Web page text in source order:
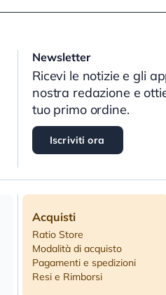
Newsletter
Ricevi le notizie e gli
nostra redazione e
tuo primo ordine.
Iscriviti ora
Acquisti
Ratio Store
Modalità di acquisto
Pagamenti e spedizioni
Resi e Rimborsi